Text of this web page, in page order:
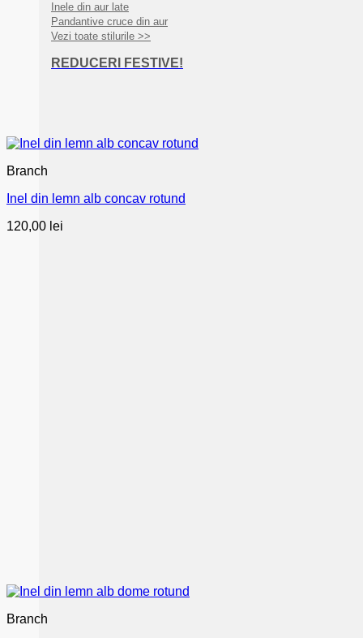
Inele din aur late
Pandantive cruce din aur
Vezi toate stilurile >>
REDUCERI FESTIVE!
Branch
Inel din lemn alb concav rotund
120,00 lei
Branch